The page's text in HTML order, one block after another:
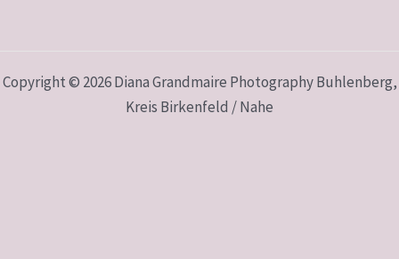
Copyright © 2026 Diana Grandmaire Photography Buhlenberg,
Kreis Birkenfeld / Nahe